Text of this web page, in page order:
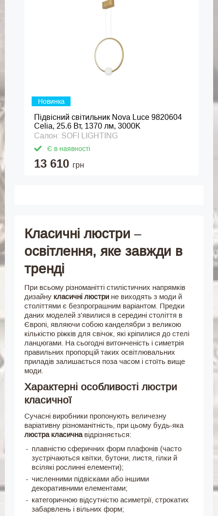
Новинка
Підвісний світильник Nova Luce 9820604
Celia, 25.6 Вт, 1370 лм, 3000K
Салон: SOFI LIGHTING
Є в наявності
13 610 грн
Класичні люстри –
освітлення, яке завжди в
тренді
При всьому різноманітті стилістичних напрямків
дизайну класичні люстри не виходять з моди й
століттями є безпрограшним варіантом. Предки
даних моделей з'явилися в середині століття в
Європі, являючи собою канделябри з великою
кількістю ріжків для свічок, які кріпилися до стелі
ланцюгами. На сьогодні витонченість і симетрія
правильних пропорцій таких освітлювальних
приладів залишається поза часом і стоїть вище
моди.
Характерні особливості люстри
класичної
Сучасні виробники пропонують величезну
варіативну різноманітність, при цьому будь-яка
люстра класичнавідрізняється:
плавністю сферичних форм плафонів (часто
зустрічаються квітки, бутони, листя, гілки й
всілякі рослинні елементи);
численними підвісками або іншими
декоративними елементами;
категоричною відсутністю асиметрії, строкатих
забарвлень і вільних форм;